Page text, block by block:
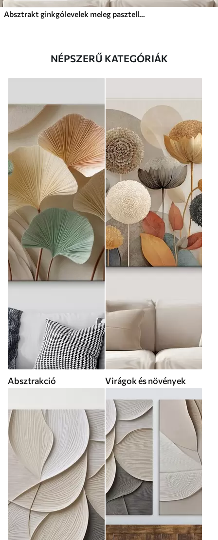
Absztrakt ginkgólevelek meleg pasztell színekben
NÉPSZERŰ KATEGÓRIÁK
Absztrakció Virágok és növények